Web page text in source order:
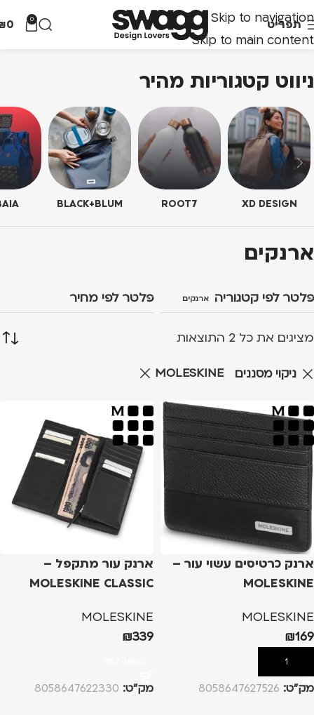
Skip to navigation
Skip to main content
תפריט 0
0
ניווט קטגוריות מהיר
XD DESIGN
ROOT7
BLACK+BLUM
ארנקים
פלטר לפי קטגוריה ארנקים פלטר לפי מחיר
מציגים את כל ⁦2⁩ התוצאות
ניקוי מסננים MOLESKINE
ארנק כרטיסים עשוי עור –
MOLESKINE
MOLESKINE
₪169
הוספה לסל
מק”ט: 8058647627526
ארנק עור מתקפל –
MOLESKINE CLASSIC
MOLESKINE
₪339
מק”ט: 8058647622330